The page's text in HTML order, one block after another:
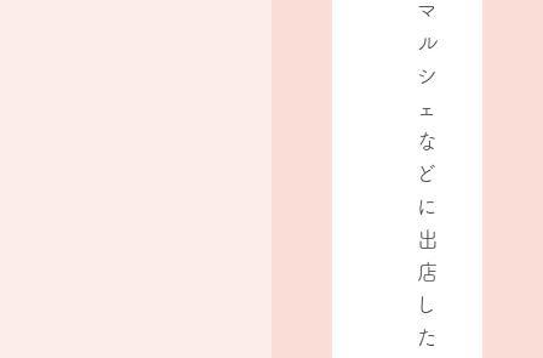
マ
ル
シ
ェ
な
ど
に
出
店
し
た